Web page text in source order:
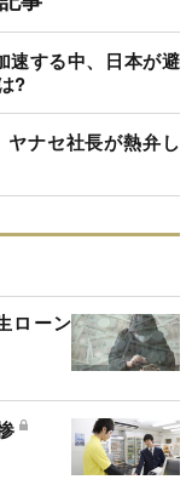
速する中、日本が避
?
ヤナセ社長が熱弁し
ローン